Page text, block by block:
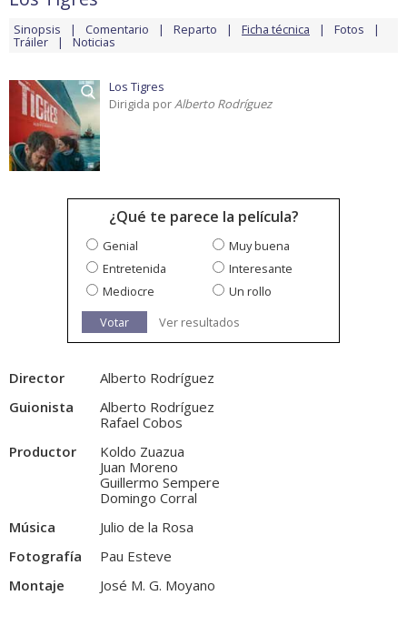
Sinopsis Comentario Reparto Ficha técnica Fotos
Tráiler Noticias
Los Tigres
Dirigida porAlberto Rodríguez
¿Qué te parece la película?
Genial
Muy buena
Entretenida
Interesante
Mediocre
Un rollo
Votar
Ver resultados
Director
Alberto Rodríguez
Guionista
Alberto Rodríguez
Rafael Cobos
Productor
Koldo Zuazua
Juan Moreno
Guillermo Sempere
Domingo Corral
Música
Julio de la Rosa
Fotografía
Pau Esteve
Montaje
José M. G. Moyano